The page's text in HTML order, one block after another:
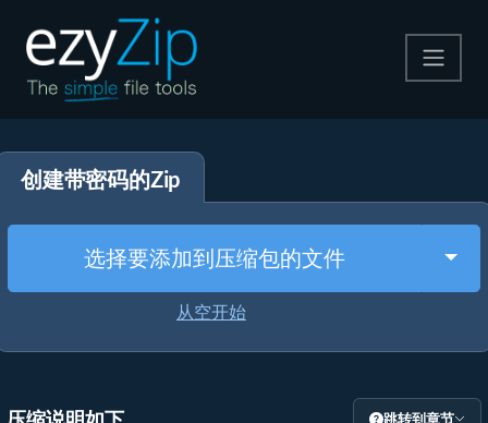
解压
其他工具
创建带密码的Zip
选择要添加到压缩包的文件
从空开始
跳转到章节